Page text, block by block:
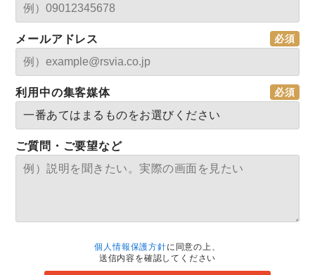
メールアドレス
利用中の集客媒体
ご質問・ご要望など
個人情報保護方針に同意の上、
送信内容を確認してください